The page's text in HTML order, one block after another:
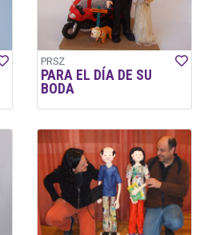
PRSZ
PARA EL DÍA DE SU
BODA